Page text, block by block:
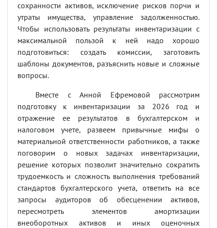
сохранности активов, исключение рисков порчи и
утраты имущества, управление задолженностью.
Чтобы использовать результаты инвентаризации с
максимальной пользой к ней надо хорошо
подготовиться: создать комиссии, заготовить
шаблоны документов, разъяснить новые и сложные
вопросы.
Вместе с Анной Ефремовой рассмотрим
подготовку к инвентаризации за 2026 год и
отражение ее результатов в бухгалтерском и
налоговом учете, развеем привычные мифы о
материальной ответственности работников, а также
поговорим о новых задачах инвентаризации,
решение которых позволит значительно сократить
трудоемкость и сложность выполнения требований
стандартов бухгалтерского учета, ответить на все
запросы аудиторов об обесценении активов,
пересмотреть элементов амортизации
внеоборотных активов и иных оценочных